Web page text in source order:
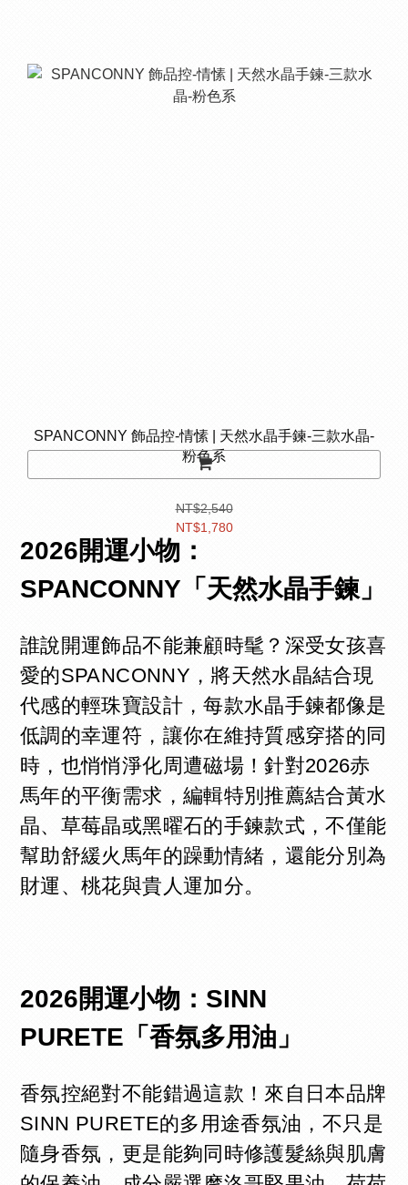
SPANCONNY 飾品控-情愫 | 天然水晶手鍊-三款水晶-
粉色系
NT$2,540
NT$1,780
2026開運小物：
SPANCONNY「天然水晶手鍊」
誰說開運飾品不能兼顧時髦？深受女孩喜
愛的SPANCONNY，將天然水晶結合現
代感的輕珠寶設計，每款水晶手鍊都像是
低調的幸運符，讓你在維持質感穿搭的同
時，也悄悄淨化周遭磁場！針對2026赤
馬年的平衡需求，編輯特別推薦結合黃水
晶、草莓晶或黑曜石的手鍊款式，不僅能
幫助舒緩火馬年的躁動情緒，還能分別為
財運、桃花與貴人運加分。
2026開運小物：SINN
PURETE「香氛多用油」
香氛控絕對不能錯過這款！來自日本品牌
SINN PURETE的多用途香氛油，不只是
隨身香氛，更是能夠同時修護髮絲與肌膚